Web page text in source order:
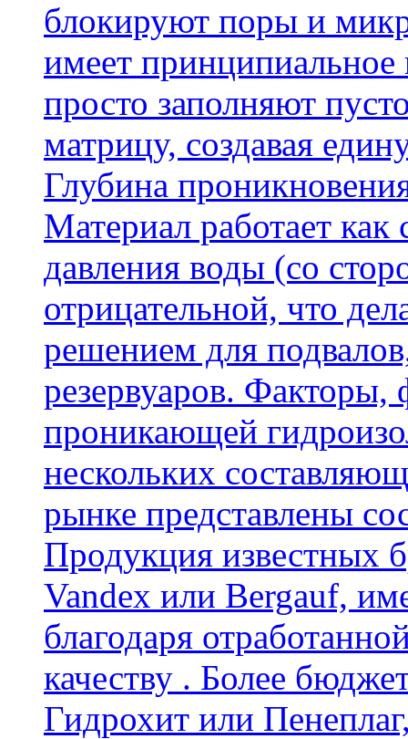
блокируют поры и
имеет
просто заполняют
матрицу, создавая
Глубина
Материал работает
давления воды (со
отрицательной, что
решением для
резервуаров.
проникающей
нескольких
рынке представлены
Продукция известных
Vandex или Bergauf,
благодаря
качеству . Более
Гидрохит или